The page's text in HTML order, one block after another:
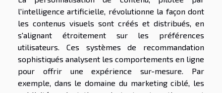
l'intelligence artificielle, révolutionne la façon dont
les contenus visuels sont créés et distribués, en
s'alignant étroitement sur les préférences
utilisateurs. Ces systèmes de recommandation
sophistiqués analysent les comportements en ligne
pour offrir une expérience sur-mesure. Par
exemple, dans le domaine du marketing ciblé, les